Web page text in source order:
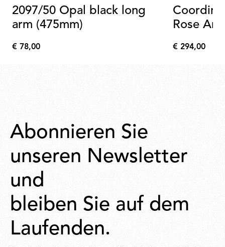
2097/50 Opal black long
arm (475mm)
€
€ 78,00
Rose
€
€ 294,00
Abonnieren Sie
unseren Newsletter
und
bleiben Sie auf dem
Laufenden.